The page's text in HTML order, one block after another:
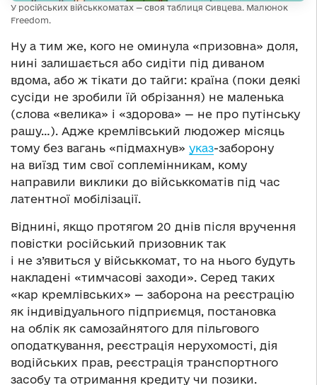
У російських військкоматах — своя таблиця Сивцева. Малюнок
Freedom.
Ну а тим же, кого не оминула «призовна» доля,
нині залишається або сидіти під диваном
вдома, або ж тікати до тайги: країна (поки деякі
сусіди не зробили їй обрізання) не маленька
(слова «велика» і «здорова» — не про путінську
рашу…). Адже кремлівський людожер місяць
тому без вагань «підмахнув» указ-заборону
на виїзд тим свої соплемінникам, кому
направили виклики до військкоматів під час
латентної мобілізації.
Віднині, якщо протягом 20 днів після вручення
повістки російський призовник так
і не з’явиться у військкомат, то на нього будуть
накладені «тимчасові заходи». Серед таких
«кар кремлівських» — заборона на реєстрацію
як індивідуального підприємця, постановка
на облік як самозайнятого для пільгового
оподаткування, реєстрація нерухомості, дія
водійських прав, реєстрація транспортного
засобу та отримання кредиту чи позики.